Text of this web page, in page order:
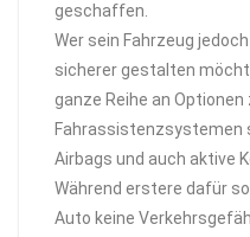
geschaffen.
Wer sein Fahrzeug
sicherer gestalten
ganze Reihe an
Fahrassistenzsystemen
Airbags und auch aktive
Während erstere dafür
Auto keine